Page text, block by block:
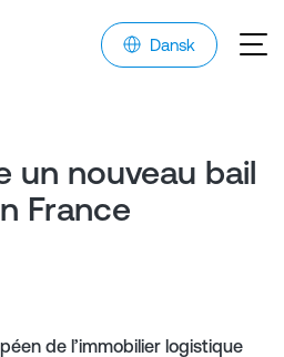
Dansk
un nouveau bail
France
de l’immobilier logistique